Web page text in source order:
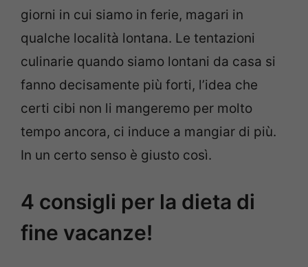
giorni in cui siamo in ferie, magari in
qualche località lontana. Le tentazioni
culinarie quando siamo lontani da casa si
fanno decisamente più forti, l’idea che
certi cibi non li mangeremo per molto
tempo ancora, ci induce a mangiar di più.
In un certo senso è giusto così.
4 consigli per la dieta di
fine vacanze!